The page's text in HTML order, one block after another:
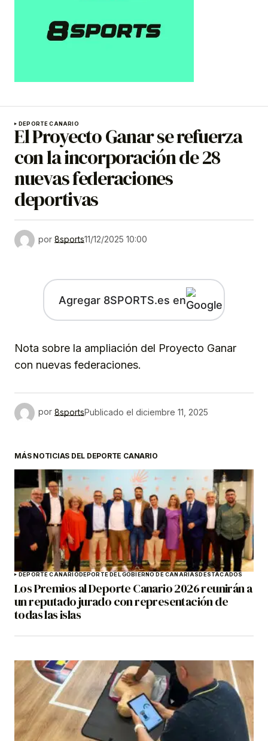
DEPORTE CANARIO
El Proyecto Ganar se refuerza
con la incorporación de 28
nuevas federaciones
deportivas
por 8sports11/12/2025 10:00
Agregar 8SPORTS.es en
Nota sobre la ampliación del Proyecto Ganar
con nuevas federaciones.
por 8sportsPublicado el diciembre 11, 2025
MÁS NOTICIAS DEL DEPORTE CANARIO
DEPORTE CANARIODEPORTE DEL GOBIERNO DE CANARIASDESTACADOS
Los Premios al Deporte Canario 2026 reunirán a
un reputado jurado con representación de
todas las islas